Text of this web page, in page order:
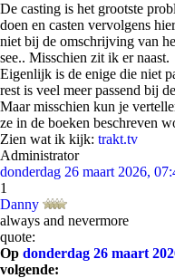
De casting is het grootste
doen en casten vervolgens
niet bij de omschrijving van
see.. Misschien zit ik er naast.
Eigenlijk is de enige die niet
rest is veel meer passend bij
Maar misschien kun je
ze in de boeken beschreven
Zien wat ik kijk: trakt.tv
Administrator
donderdag 26 maart 2026,
1
Danny
always and nevermore
quote:
Op donderdag 26 maart
volgende: